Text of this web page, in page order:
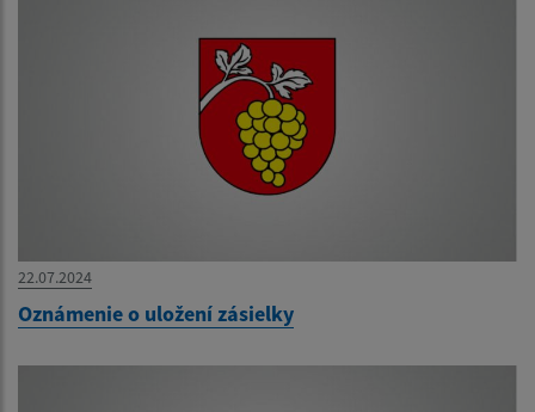
22.07.2024
Oznámenie o uložení zásielky